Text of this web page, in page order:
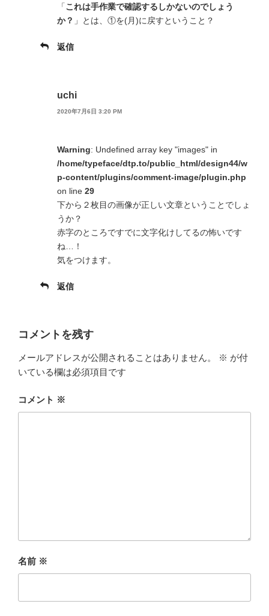
「これは手作業で確認するしかないのでしょう
か？ 」とは、①を(月)に戻すということ？
返信
uchi
2020年7月6日 3:20 PM
Warning: Undefined array key "images" in
/home/typeface/dtp.to/public_html/design44/w
p-content/plugins/comment-image/plugin.php
on line 29
下から２枚目の画像が正しい文章ということでしょ
うか？
赤字のところですでに文字化けしてるの怖いです
ね…！
気をつけます。
返信
コメントを残す
メールアドレスが公開されることはありません。 ※ が付
いている欄は必須項目です
コメント ※
名前 ※